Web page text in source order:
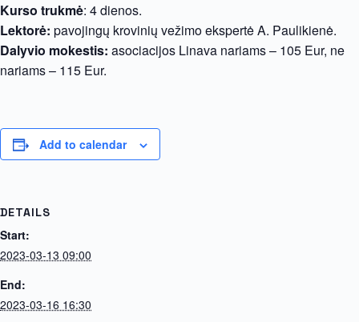
Kurso trukmė: 4 dienos.
Lektorė: pavojingų krovinių vežimo ekspertė A. Paulikienė.
Dalyvio mokestis: asociacijos Linava nariams – 105 Eur, ne
nariams – 115 Eur.
Add to calendar
DETAILS
Start:
2023-03-13 09:00
End:
2023-03-16 16:30